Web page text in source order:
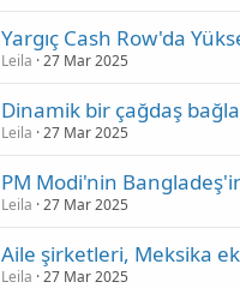
Yargıç Cash Row'da
Leila 27 Mar 2025
Dinamik bir çağdaş
Leila 27 Mar 2025
PM Modi'nin
Leila 27 Mar 2025
Aile şirketleri, Meksika
Leila 27 Mar 2025